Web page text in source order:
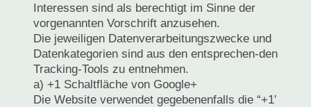
Interessen sind als berechtigt im Sinne der
vorgenannten Vorschrift anzusehen.
Die jeweiligen Datenverarbeitungszwecke und
Datenkategorien sind aus den entsprechen-den
Tracking-Tools zu entnehmen.
a) +1 Schaltfläche von Google+
Die Website verwendet gegebenenfalls die “+1′